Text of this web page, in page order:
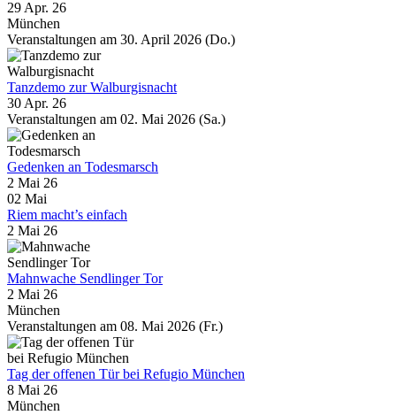
29 Apr. 26
München
Veranstaltungen am 30. April 2026 (Do.)
Tanzdemo zur Walburgisnacht
30 Apr. 26
Veranstaltungen am 02. Mai 2026 (Sa.)
Gedenken an Todesmarsch
2 Mai 26
02 Mai
Riem macht’s einfach
2 Mai 26
Mahnwache Sendlinger Tor
2 Mai 26
München
Veranstaltungen am 08. Mai 2026 (Fr.)
Tag der offenen Tür bei Refugio München
8 Mai 26
München